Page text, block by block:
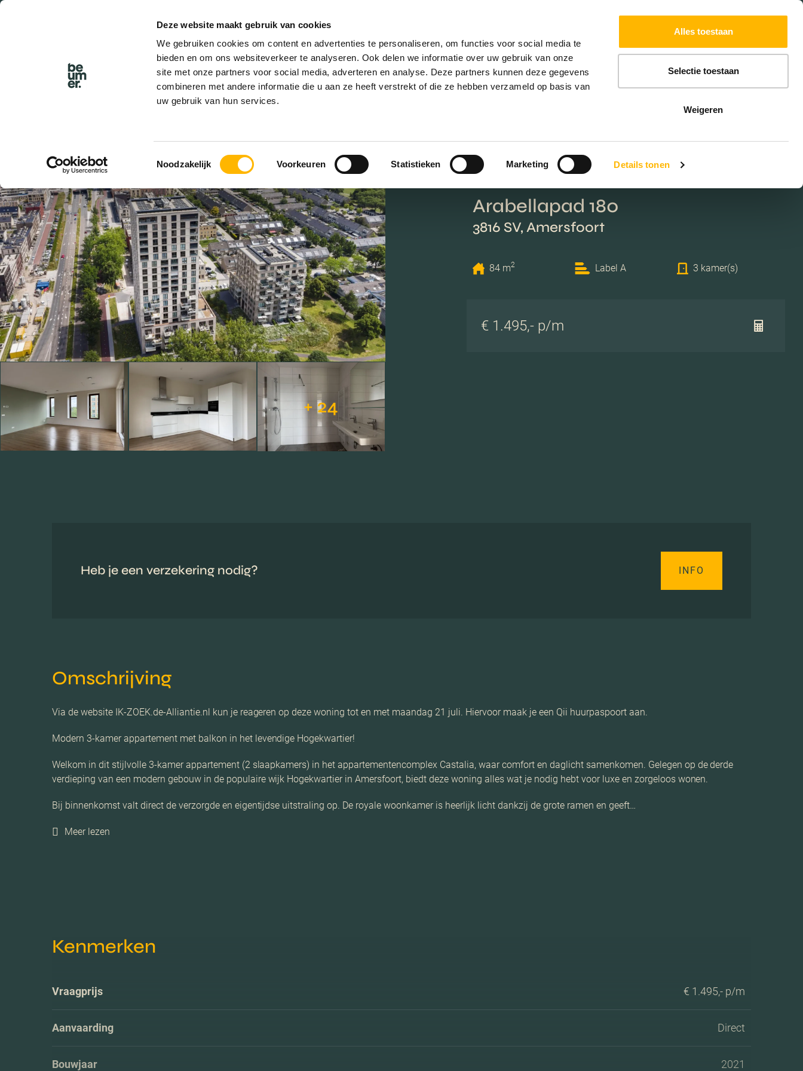
Deze website maakt gebruik van cookies
We gebruiken cookies om content en advertenties te personaliseren, om functies voor social media te
bieden en om ons websiteverkeer te analyseren. Ook delen we informatie over uw gebruik van onze
site met onze partners voor social media, adverteren en analyse. Deze partners kunnen deze gegevens
combineren met andere informatie die u aan ze heeft verstrekt of die ze hebben verzameld op basis van
uw gebruik van hun services.
Toestemmingsselectie
Noodzakelijk Voorkeuren Statistieken Marketing Details tonen
Alles toestaan
Selectie toestaan
Weigeren
EXTRA DIENSTEN
+ 24
Arabellapad 180
3816 SV, Amersfoort
84 m2 Label A 3 kamer(s)
€ 1.495,- p/m
Heb je een verzekering nodig? INFO
Omschrijving
Via de website IK-ZOEK.de-Alliantie.nl kun je reageren op deze woning tot en met maandag 21 juli. Hiervoor maak je een Qii huurpaspoort aan.
Modern 3-kamer appartement met balkon in het levendige Hogekwartier!
Welkom in dit stijlvolle 3-kamer appartement (2 slaapkamers) in het appartementencomplex Castalia, waar comfort en daglicht samenkomen. Gelegen op de derde
verdieping van een modern gebouw in de populaire wijk Hogekwartier in Amersfoort, biedt deze woning alles wat je nodig hebt voor luxe en zorgeloos wonen.
Bij binnenkomst valt direct de verzorgde en eigentijdse uitstraling op. De royale woonkamer is heerlijk licht dankzij de grote ramen en geeft…
Meer lezen
Kenmerken
Vraagprijs € 1.495,- p/m
Aanvaarding Direct
Bouwjaar 2021